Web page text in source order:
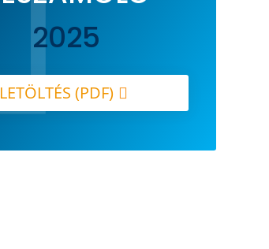
2025
LETÖLTÉS (PDF)